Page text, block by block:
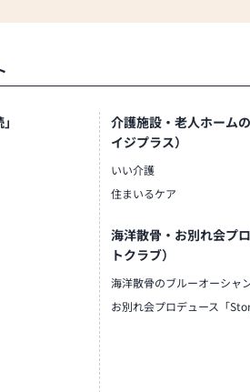
介護施設・老人ホーム
イジプラス）
いい介護
住まいるケア
海洋散骨・お別れ会プ
トクラブ）
海洋散骨のブルーオーシャ
お別れ会プロデュース「